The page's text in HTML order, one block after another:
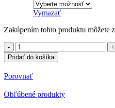
Vymazať
Zakúpením tohto produktu môžete
množstvo
Polokošeľa
s
potlačou
Gorila
GYM
10
Pridať do košíka
Porovnať
Obľúbené produkty